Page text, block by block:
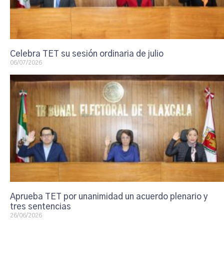
Celebra TET su sesión ordinaria de julio
06/07/2026
Aprueba TET por unanimidad un acuerdo plenario y
tres sentencias
26/06/2026